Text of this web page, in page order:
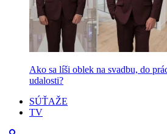
Ako sa líši oblek na svadbu, do
udalosti?
SÚŤAŽE
TV